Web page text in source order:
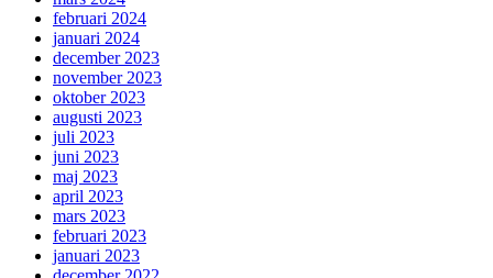
februari 2024
januari 2024
december 2023
november 2023
oktober 2023
augusti 2023
juli 2023
juni 2023
maj 2023
april 2023
mars 2023
februari 2023
januari 2023